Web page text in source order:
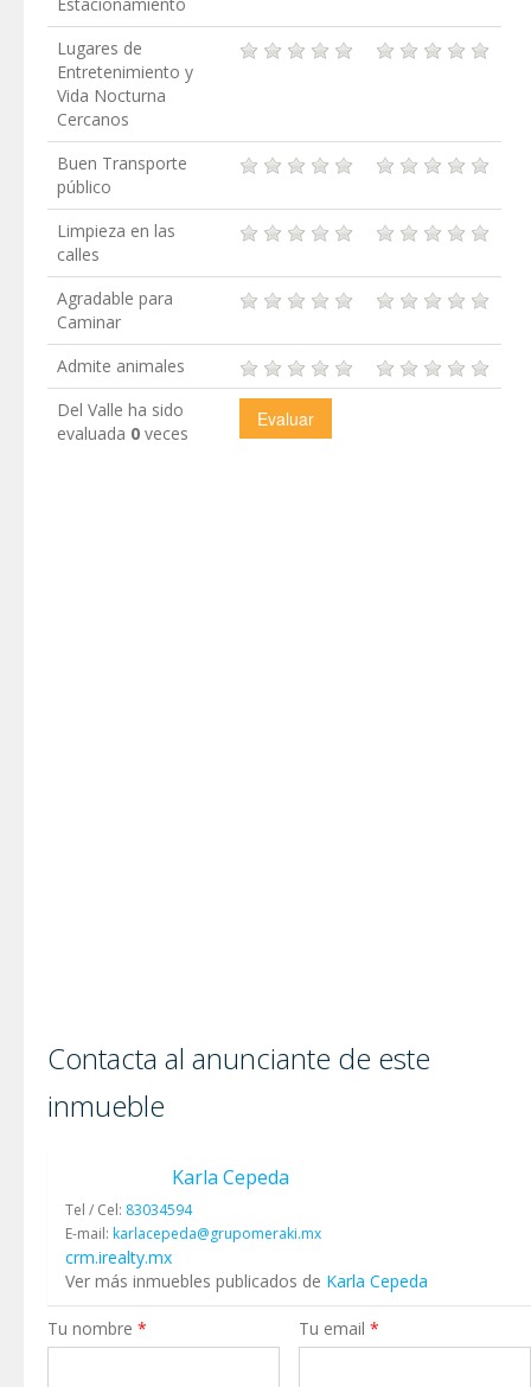
Lugares de
Entretenimiento y
Vida Nocturna
Cercanos
Buen Transporte
público
Limpieza en las
calles
Agradable para
Caminar
Admite animales
Del Valle ha sido
evaluada 0 veces
Contacta al anunciante de este
inmueble
Karla Cepeda
Tel / Cel: 83034594
E-mail: karlacepeda@grupomeraki.mx
crm.irealty.mx
Ver más inmuebles publicados de Karla Cepeda
Tu nombre * Tu email*